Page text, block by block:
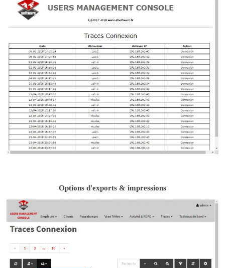
Options d'exports & impressions